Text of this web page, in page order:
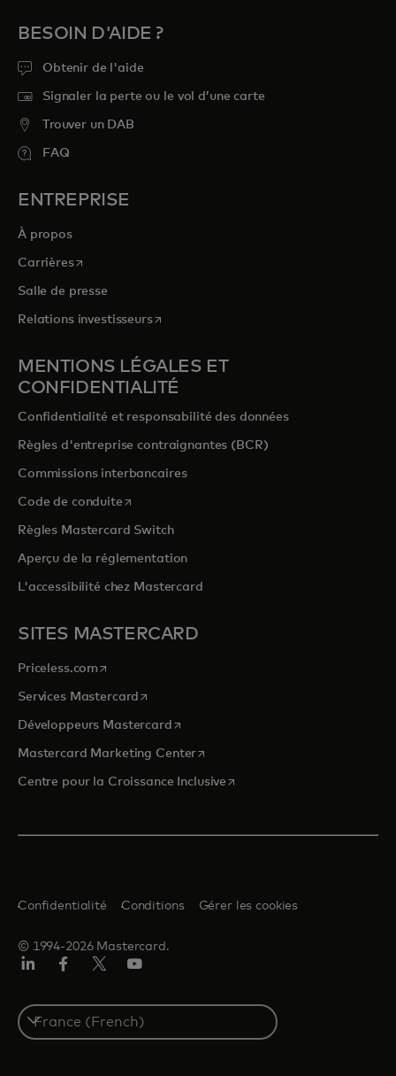
BESOIN D'AIDE ?
Obtenir de l'aide
Signaler la perte ou le vol d’une carte
Trouver un DAB
FAQ
ENTREPRISE
À propos
Carrièress’ouvre dans un nouvel onglet
Salle de presse
Relations investisseurss’ouvre dans un nouvel onglet
MENTIONS LÉGALES ET
CONFIDENTIALITÉ
Confidentialité et responsabilité des données
Règles d'entreprise contraignantes (BCR)
Commissions interbancaires
Code de conduites’ouvre dans un nouvel onglet
Règles Mastercard Switch
Aperçu de la réglementation
L'accessibilité chez Mastercard
SITES MASTERCARD
Priceless.com s’ouvre dans un nouvel onglet
Services Mastercard s’ouvre dans un nouvel onglet
Développeurs Mastercards’ouvre dans un nouvel onglet
Mastercard Marketing Centers’ouvre dans un nouvel onglet
Centre pour la Croissance Inclusive s’ouvre dans un nouvel
© 1994-2026 Mastercard.
Confidentialité Conditions Gérer les cookies
Select
a
country